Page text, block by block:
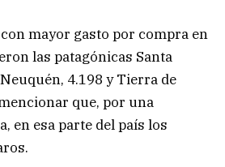
mayor gasto por compra en
las patagónicas Santa
4.198 y Tierra de
que, por una
en esa parte del país los